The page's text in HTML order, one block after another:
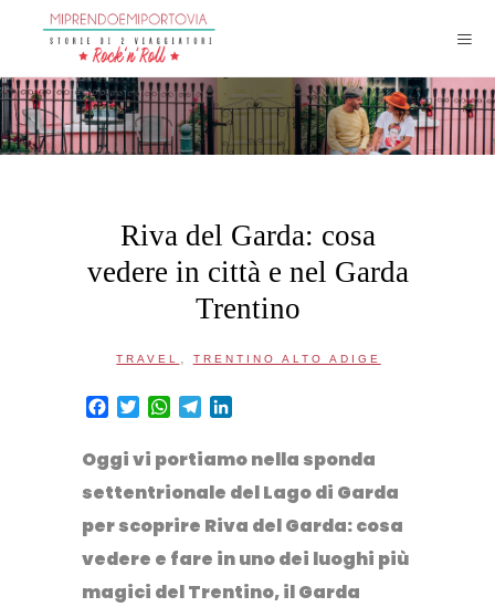
Riva del Garda: cosa
vedere in città e nel Garda
Trentino
TRAVEL , TRENTINO ALTO ADIGE
Facebook
TwitterWhatsApp
Telegram
Oggi vi portiamo nella sponda
settentrionale del Lago di Garda
per scoprire Riva del Garda: cosa
vedere e fare in uno dei luoghi più
magici del Trentino, il Garda